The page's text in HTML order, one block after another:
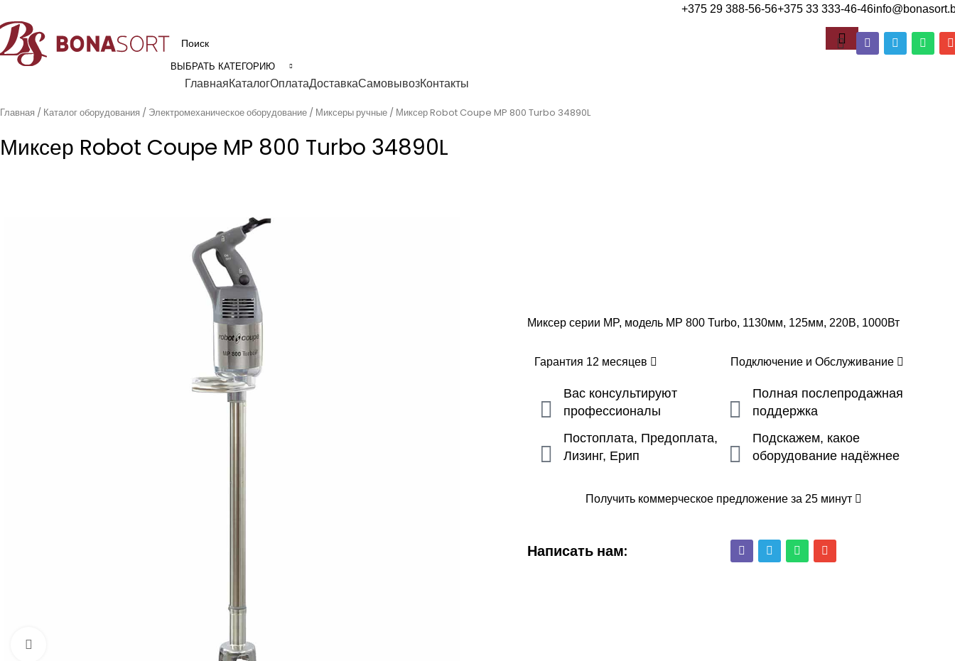
+375 29 388-56-56+375 33 333-46-46
ВЫБРАТЬ КАТЕГОРИЮ
ГлавнаяКаталогОплатаДоставкаСамовывозКонтакты
Главная Каталог оборудования Электромеханическое оборудование Миксеры ручные Миксер Robot Coupe MP 800 Turbo 34890L
Миксер Robot Coupe MP 800 Turbo 34890L
Миксер серии MP, модель MP 800 Turbo, 1130мм, 125мм, 220В, 1000Вт
Гарантия 12 месяцев Подключение и Обслуживание
Вас консультируют
профессионалы
Постоплата, Предоплата,
Лизинг, Ерип
Полная послепродажная
поддержка
Подскажем, какое
оборудование надёжнее
Получить коммерческое предложение за 25 минут
Написать нам: